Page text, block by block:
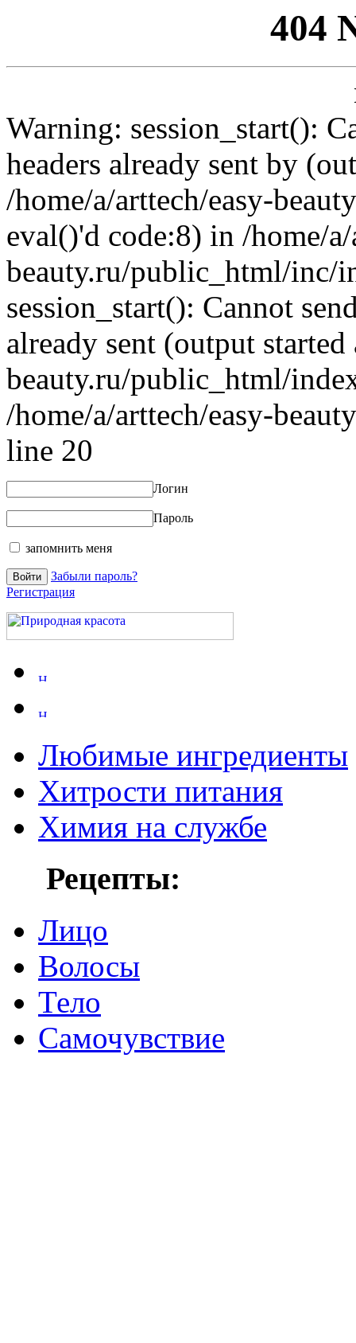
404
Warning: session_start():
headers already sent by
/home/a/arttech/easy-
eval()'d code:8) in /home/
beauty.ru/public_html/inc/
session_start(): Cannot
already sent (output
beauty.ru/public_html/
/home/a/arttech/easy-
line 20
Логин
Пароль
запомнить меня
Забыли пароль?
Регистрация
Любимые ингредиенты
Хитрости питания
Химия на службе
Рецепты:
Лицо
Волосы
Тело
Самочувствие